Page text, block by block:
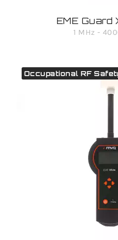
EME Guard
1 MHz -
Occupational RF